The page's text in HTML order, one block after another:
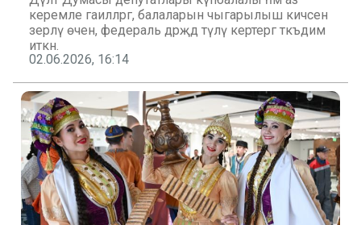
керемле гаиләләргә, балаларын чыгарылыш кичәсенә
әзерләү өчен, федераль дәрәҗәдә түләү кертергә тәкъдим
иткән.
02.06.2026, 16:14